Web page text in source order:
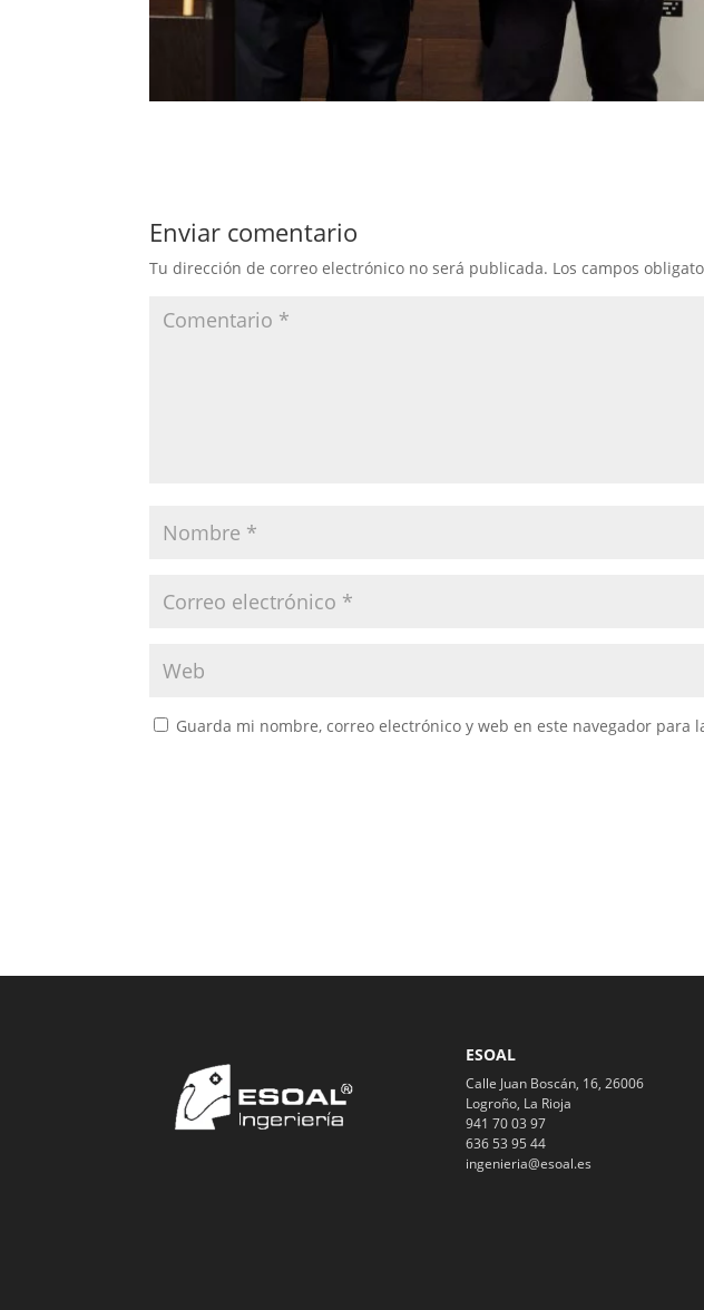
Enviar comentario
Tu dirección de correo electrónico no será publicada. Los campos
Guarda mi nombre, correo electrónico y web en este navegador para
ESOAL
Calle Juan Boscán, 16, 26006
Logroño, La Rioja
941 70 03 97
636 53 95 44
ingenieria@esoal.es